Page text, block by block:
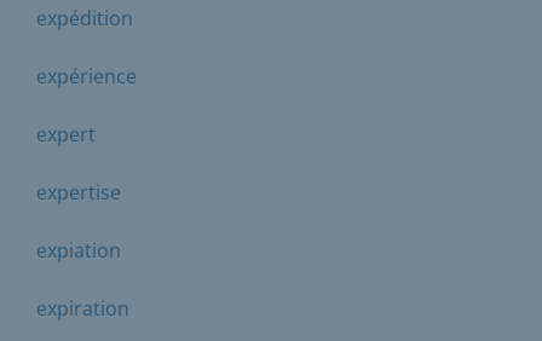
expédition
expérience
expert
expertise
expiation
expiration